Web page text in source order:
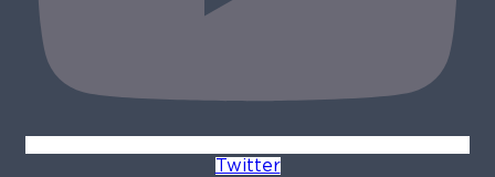
Twitter